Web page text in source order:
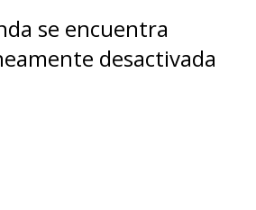
se encuentra
desactivada